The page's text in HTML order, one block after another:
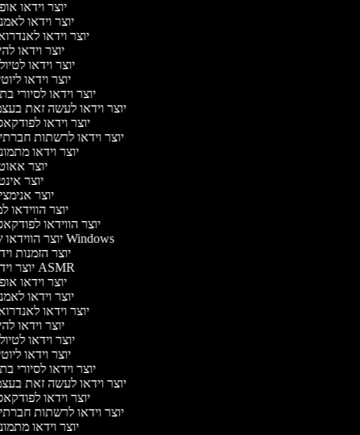
יוצר וידאו
יוצר וידאו
יוצר וידאו
יוצר וידאו
יוצר וידאו
יוצר וידאו
יוצר וידאו לסיורי
יוצר וידאו לעשה זאת
יוצר וידאו
יוצר וידאו לרשתות
יוצר וידאו
יוצר
יוצר
יוצר
יוצר הווידאו
יוצר הווידאו
יוצר הווידאו של Windows
יוצר הזמנות
יוצר וידאו ASMR
יוצר וידאו
יוצר וידאו
יוצר וידאו
יוצר וידאו
יוצר וידאו
יוצר וידאו
יוצר וידאו לסיורי
יוצר וידאו לעשה זאת
יוצר וידאו
יוצר וידאו לרשתות
יוצר וידאו